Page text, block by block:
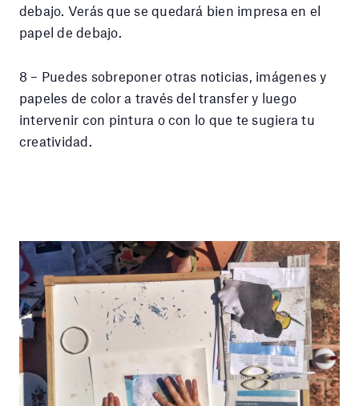
debajo. Verás que se quedará bien impresa en el
papel de debajo.
8 – Puedes sobreponer otras noticias, imágenes y
papeles de color a través del transfer y luego
intervenir con pintura o con lo que te sugiera tu
creatividad.